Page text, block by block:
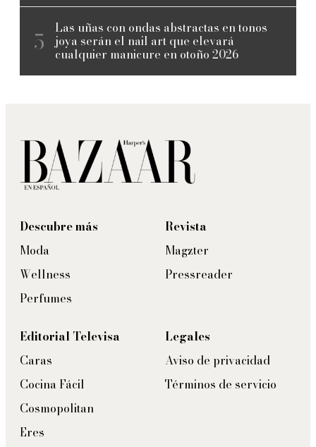
Las uñas con ondas abstractas en tonos
joya serán el nail art que elevará
cualquier manicure en otoño 2026
Descubre más
Moda
Wellness
Perfumes
Revista
Magzter
Pressreader
Editorial Televisa
Caras
Cocina Fácil
Cosmopolitan
Eres
Legales
Aviso de privacidad
Términos de servicio